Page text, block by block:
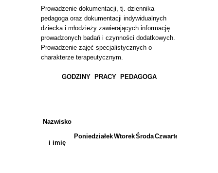
Prowadzenie dokumentacji, tj. dziennika
pedagoga oraz dokumentacji indywidualnych
dziecka i młodzieży zawierających informację
prowadzonych badań i czynności dodatkowych.
Prowadzenie zajęć specjalistycznych o
charakterze terapeutycznym.
GODZINY PRACY PEDAGOGA
Nazwisko
i imię
PoniedziałekWtorekŚrodaCzwartek